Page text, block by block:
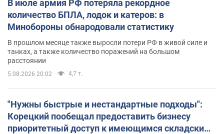
В июле армия РФ потеряла рекордное
количество БПЛА, лодок и катеров: в
Минобороны обнародовали статистику
В прошлом месяце также выросли потери РФ в живой силе и
танках, а также количество поражений на большом
расстоянии
5.08.2026 20:02 4,7 т.
"Нужны быстрые и нестандартные подходы":
Корецкий пообещал предоставить бизнесу
приоритетный доступ к имеющимся складским